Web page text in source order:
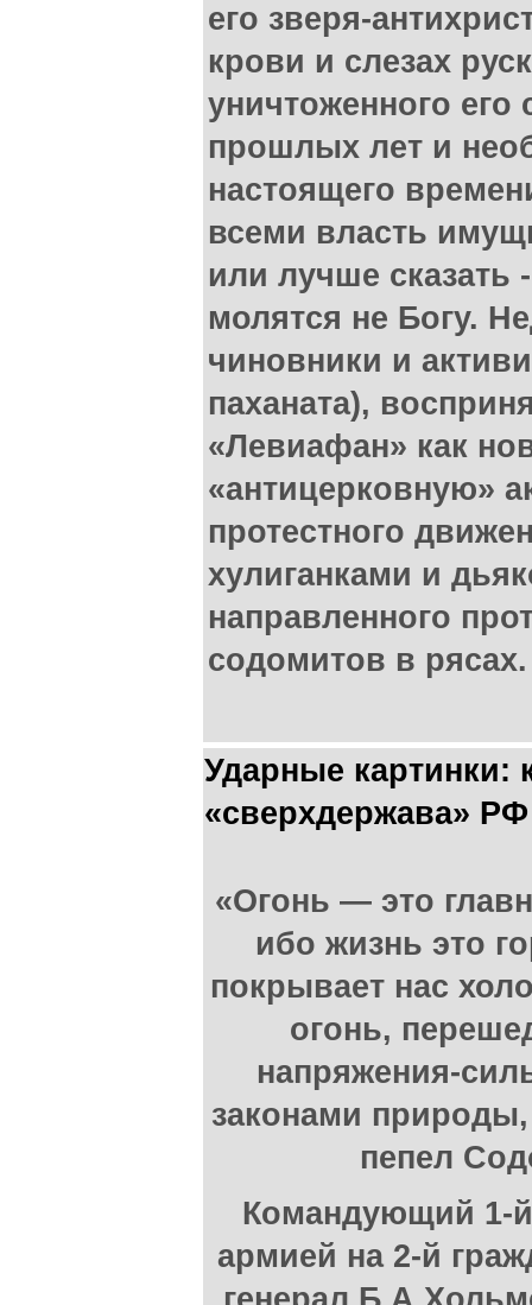
его зверя-
крови и слезах
уничтоженного
прошлых лет и
настоящего
всеми власть
или лучше сказать
молятся не Богу.
чиновники и
паханата),
«Левиафан» как
«антицерковную»
протестного
хулиганками и
направленного
содомитов в рясах.
Ударные картинки:
«сверхдержава» РФ
«Огонь — это
ибо жизнь это
покрывает нас
огонь,
напряжения-
законами
пепел
Командующий 1-
армией на 2-й